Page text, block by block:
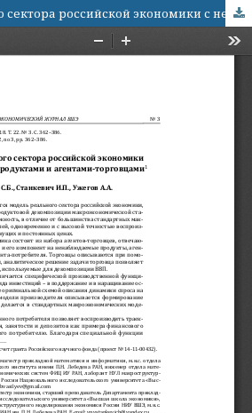
Модель реального сектора российской экономики с несколькими продуктами и агентами-торговцами